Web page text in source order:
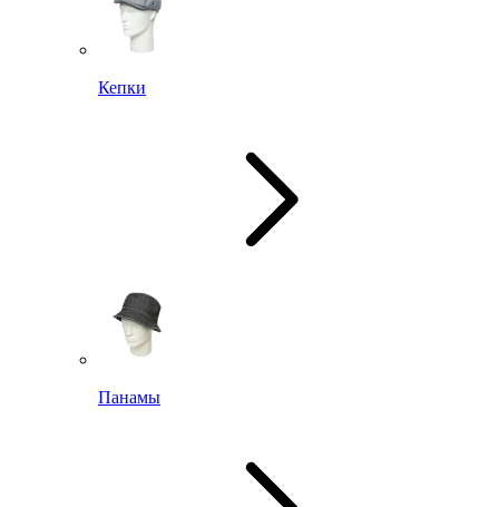
Кепки
Панамы